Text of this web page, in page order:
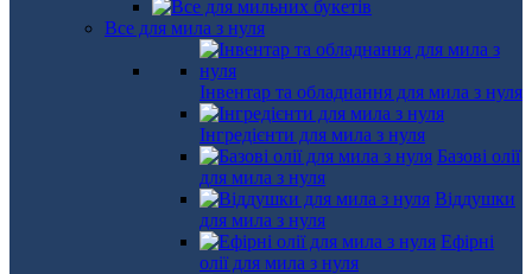
Все для мила з нуля
Інвентар та обладнання для мила з нуля
Інгредієнти для мила з нуля
Базові олії
для мила з нуля
Віддушки
для мила з нуля
Ефірні
олії для мила з нуля